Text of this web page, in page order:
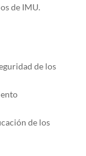
de IMU.
de los
de los